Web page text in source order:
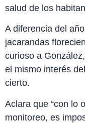
salud de los
A diferencia del
jacarandas
curioso a
el mismo interés
cierto.
Aclara que “con lo
monitoreo, es